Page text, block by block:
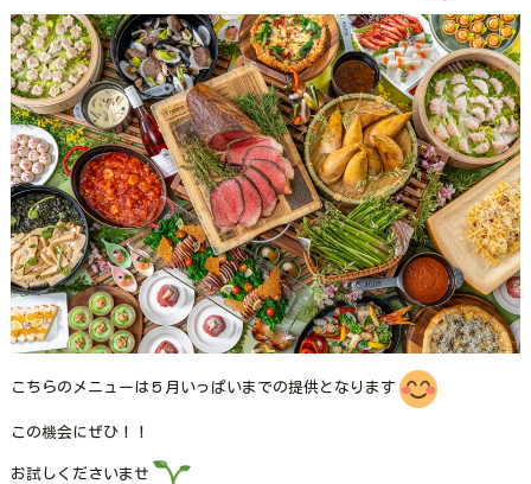
こちらのメニューは５月いっぱいまでの提供となります
この機会にぜひ！！
お試しくださいませ